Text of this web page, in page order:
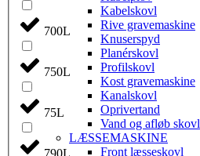
700L
750L
75L
Kabelskovl
Rive gravemaskine
Knuserspyd
Planérskovl
Profilskovl
Kost gravemaskine
Kanalskovl
Oprivertand
Vand og afløb skovl
LÆSSEMASKINE
Front læsseskovl